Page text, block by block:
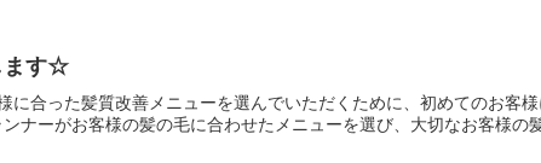
ます☆
に合った髪質改善メニューを選んでいただくために、初めてのお客
ナーがお客様の髪の毛に合わせたメニューを選び、大切なお客様の